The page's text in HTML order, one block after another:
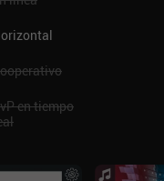
en tiempo